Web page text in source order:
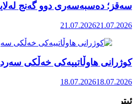
سەقز؛ دەسبەسەری دوو گەنج
21.07.202621.07.2026
کوژرانی هاوڵاتییەکی خەڵکی
18.07.202618.07.2026
ئیتر